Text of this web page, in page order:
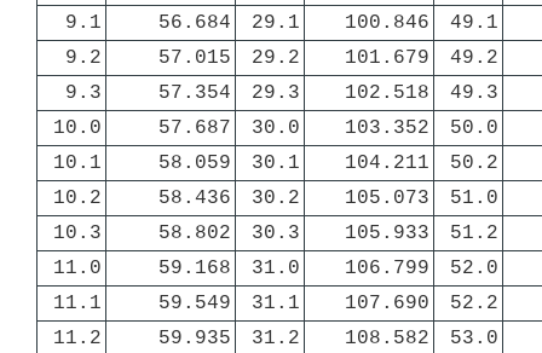
9.1
56.684 29.1 100.846
49.1
9.2
57.015 29.2 101.679
49.2
9.3
57.354 29.3 102.518
49.3
10.0
57.687 30.0 103.352
50.0
10.1
58.059 30.1 104.211
50.2
10.2
58.436 30.2 105.073
51.0
10.3
58.802 30.3 105.933
51.2
11.0
59.168 31.0 106.799
52.0
11.1
59.549 31.1 107.690
52.2
11.2
59.935 31.2 108.582
53.0